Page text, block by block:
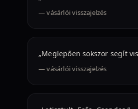
— vásárlói visszajelzés
„Meglepően sokszor segít
— vásárlói visszajelzés